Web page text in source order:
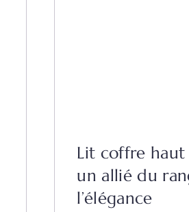
Lit coffre haut
un allié du
l’élégance